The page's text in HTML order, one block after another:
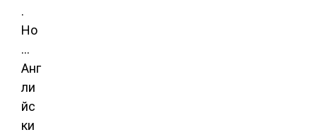
.
Но
…
Анг
ли
йс
ки